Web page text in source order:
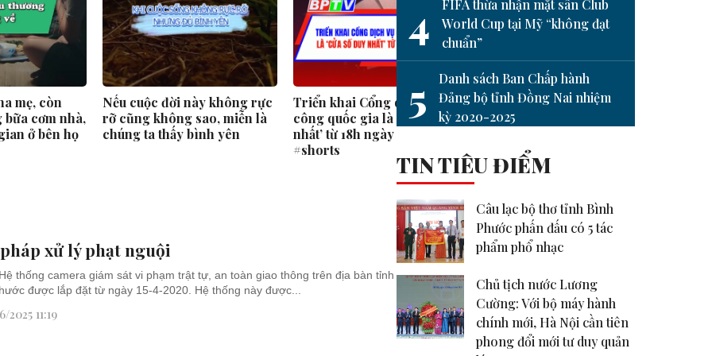
mẹ, còn
cơm nhà,
ở bên họ
Nếu cuộc đời này không rực
rỡ cũng không sao, miễn là
chúng ta thấy bình yên
Triển khai Cổng dịch vụ
công quốc gia là ‘cửa số duy
nhất’ từ 18h ngày 27-6
#shorts
Hạnh phúc là khi ta nhận ra
xử lý phạt nguội
thống camera giám sát vi phạm trật tự, an toàn giao thông trên địa bàn tỉnh
được lắp đặt từ ngày 15-4-2020. Hệ thống này được...
2025 11:19
4
FIFA thừa nhận mặt sân Club
World Cup tại Mỹ “không đạt
chuẩn”
5
Danh sách Ban Chấp hành
Đảng bộ tỉnh Đồng Nai nhiệm
kỳ 2020-2025
TIN TIÊU ĐIỂM
Câu lạc bộ thơ tỉnh Bình
Phước phấn đấu có 5 tác
phẩm phổ nhạc
Chủ tịch nước Lương
Cường: Với bộ máy hành
chính mới, Hà Nội cần tiên
phong đổi mới tư duy quản